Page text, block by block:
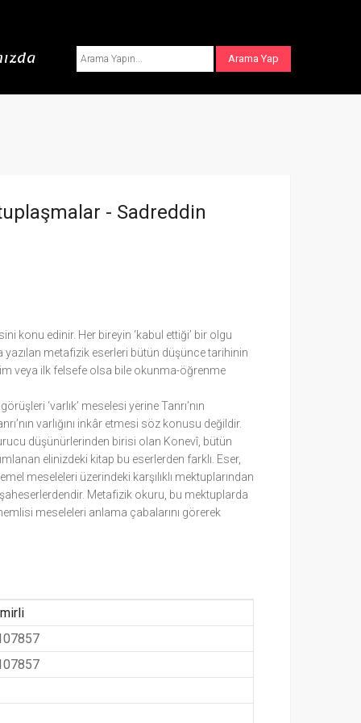
- Sadreddin
konu edinir. Her bireyin ‘kabul ettiği’ bir olgu
metafizik eserleri bütün düşünce tarihinin
veya ilk felsefe olsa bile okunma-öğrenme
‘varlık’ meselesi yerine Tanrı’nın
varlığını inkâr etmesi söz konusu değildir.
düşünürlerinden birisi olan Konevî, bütün
elinizdeki kitap bu eserlerden farklı. Eser,
meseleleri üzerindeki karşılıklı mektuplarından
Metafizik okuru, bu mektuplarda
meseleleri anlama çabalarını görerek